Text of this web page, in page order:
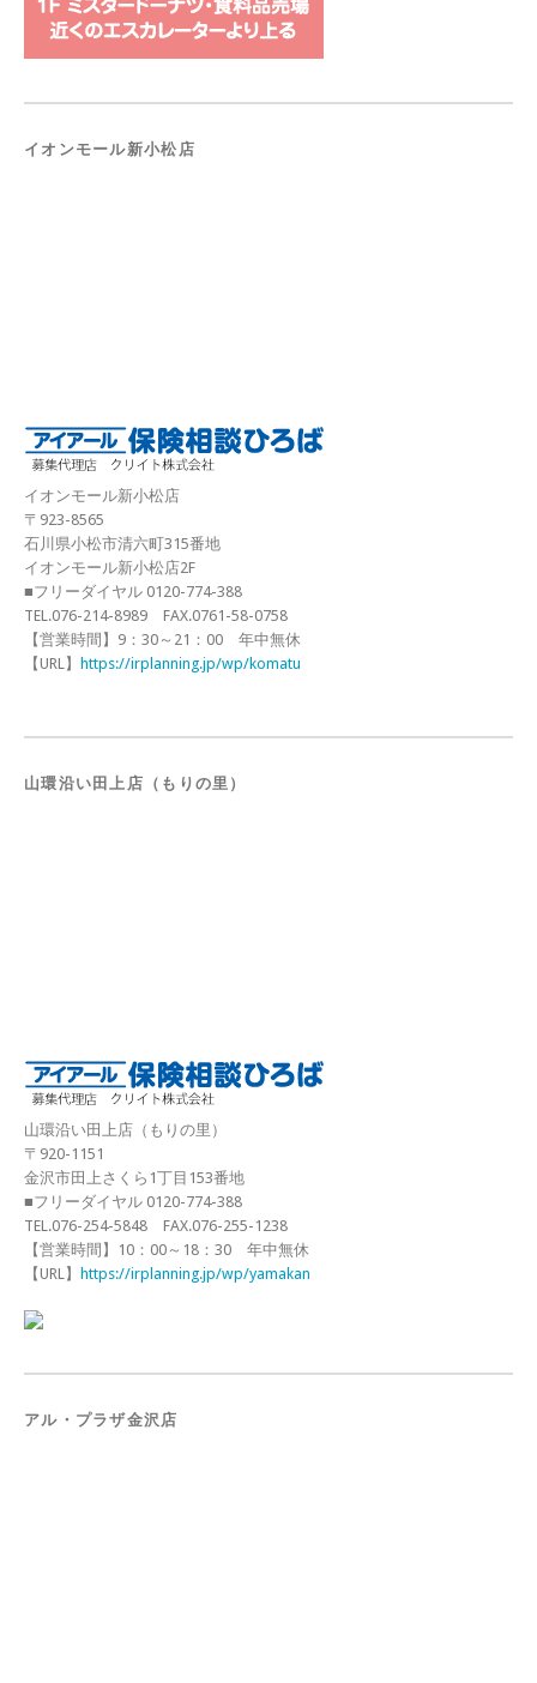
イオンモール新小松店
イオンモール新小松店
〒923-8565
石川県小松市清六町315番地
イオンモール新小松店2F
■フリーダイヤル 0120-774-388
TEL.076-214-8989 FAX.0761-58-0758
【営業時間】9：30～21：00 年中無休
【URL】
https://irplanning.jp/wp/komatu
山環沿い田上店（もりの里）
山環沿い田上店（もりの里）
〒920-1151
金沢市田上さくら1丁目153番地
■フリーダイヤル 0120-774-388
TEL.076-254-5848 FAX.076-255-1238
【営業時間】10：00～18：30 年中無休
【URL】
https://irplanning.jp/wp/yamakan
アル・プラザ金沢店